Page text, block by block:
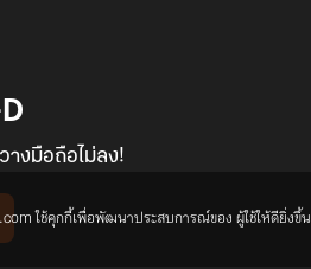
งมือถือไม่ลง!
ใช้คุกกี้เพื่อพัฒนาประสบการณ์ของ ผู้ใช้ให้ดียิ่งขึ้น